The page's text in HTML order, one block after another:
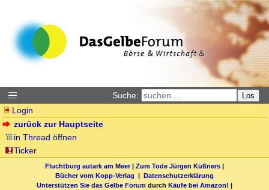
Suche: Los
Login
zurück zur Hauptseite
in Thread öffnen
Ticker
Fluchtburg autark am Meer| Zum Tode Jürgen Küßners |
Bücher vom Kopp-Verlag | Datenschutzerklärung
Unterstützen Sie das Gelbe Forum durch Käufe bei Amazon! |